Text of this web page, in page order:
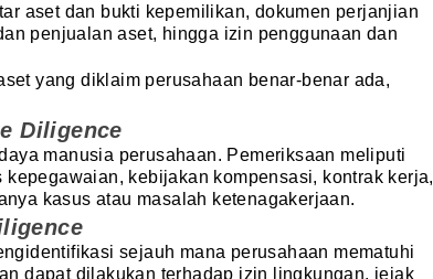
aset dan bukti kepemilikan, dokumen perjanjian
penjualan aset, hingga izin penggunaan dan
yang diklaim perusahaan benar-benar ada,
Diligence
manusia perusahaan. Pemeriksaan meliputi
kebijakan kompensasi, kontrak kerja,
kasus atau masalah ketenagakerjaan.
sejauh mana perusahaan mematuhi
dapat dilakukan terhadap izin lingkungan, jejak